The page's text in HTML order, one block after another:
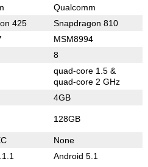
Qualcomm
425 Snapdragon 810
MSM8994
8
quad-core 1.5 &
quad-core 2 GHz
4GB
128GB
None
Android 5.1